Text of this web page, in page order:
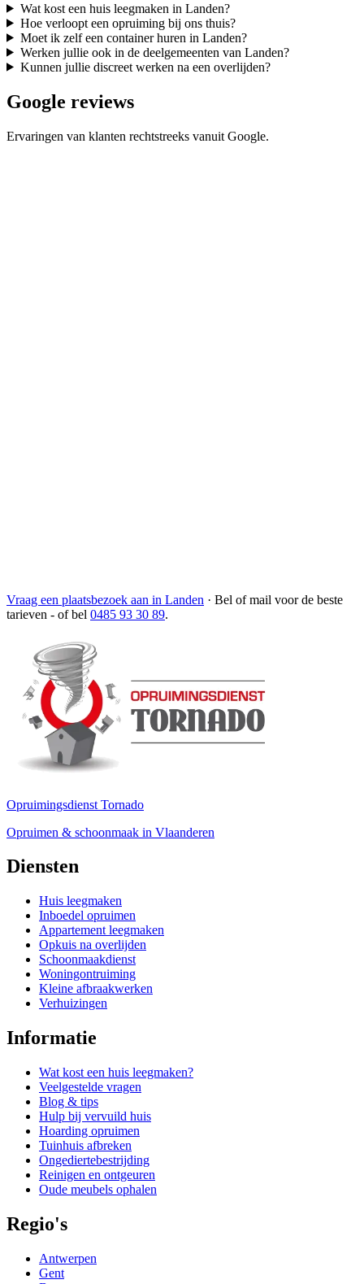
Wat kost een huis leegmaken in Landen?
Hoe verloopt een opruiming bij ons thuis?
Moet ik zelf een container huren in Landen?
Werken jullie ook in de deelgemeenten van Landen?
Kunnen jullie discreet werken na een overlijden?
Google reviews
Ervaringen van klanten rechtstreeks vanuit Google.
Vraag een plaatsbezoek aan in Landen · Bel of mail voor de beste
tarieven - of bel 0485 93 30 89.
Opruimingsdienst Tornado
Opruimen & schoonmaak in Vlaanderen
Diensten
Huis leegmaken
Inboedel opruimen
Appartement leegmaken
Opkuis na overlijden
Schoonmaakdienst
Woningontruiming
Kleine afbraakwerken
Verhuizingen
Informatie
Wat kost een huis leegmaken?
Veelgestelde vragen
Blog & tips
Hulp bij vervuild huis
Hoarding opruimen
Tuinhuis afbreken
Ongediertebestrijding
Reinigen en ontgeuren
Oude meubels ophalen
Regio's
Antwerpen
Gent